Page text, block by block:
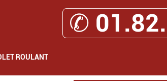
✆
ROULANT